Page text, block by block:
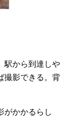
駅から到達しや
撮影できる。背
がかかるらし